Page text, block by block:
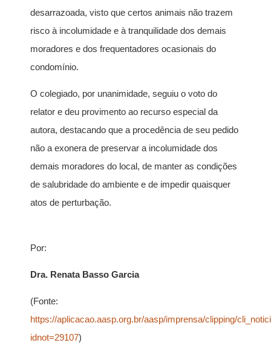
desarrazoada, visto que certos animais não trazem
risco à incolumidade e à tranquilidade dos demais
moradores e dos frequentadores ocasionais do
condomínio.
O colegiado, por unanimidade, seguiu o voto do
relator e deu provimento ao recurso especial da
autora, destacando que a procedência de seu pedido
não a exonera de preservar a incolumidade dos
demais moradores do local, de manter as condições
de salubridade do ambiente e de impedir quaisquer
atos de perturbação.
Por:
Dra. Renata Basso Garcia
(Fonte:
https://aplicacao.aasp.org.br/aasp/imprensa/clipping/
idnot=29107)